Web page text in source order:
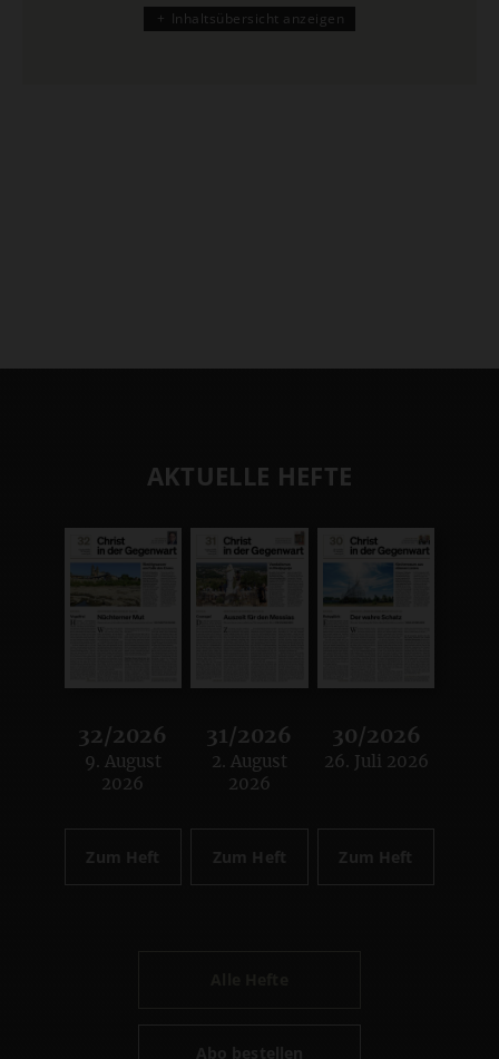
Inhaltsübersicht anzeigen
AKTUELLE HEFTE
32/2026
:
9. August
2026
Zum Heft
31/2026
:
2. August
2026
Zum Heft
30/2026
:
26. Juli 2026
Zum Heft
Abo bestellen